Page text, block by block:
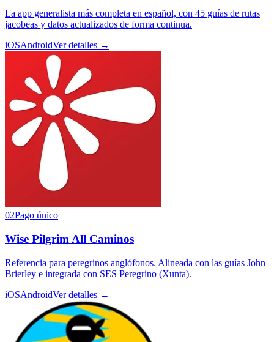
La app generalista más completa en español, con 45 guías de rutas
jacobeas y datos actualizados de forma continua.
iOSAndroidVer detalles →
02Pago único
Wise Pilgrim All Caminos
Referencia para peregrinos anglófonos. Alineada con las guías John
Brierley e integrada con SES Peregrino (Xunta).
iOSAndroidVer detalles →